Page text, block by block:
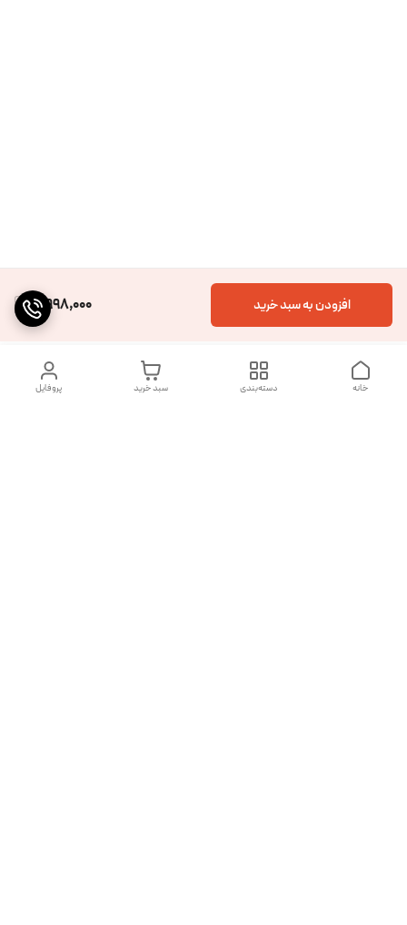
4,998,000 افزودن به سبد خرید
پروفایل سبد خرید دسته‌بندی خانه